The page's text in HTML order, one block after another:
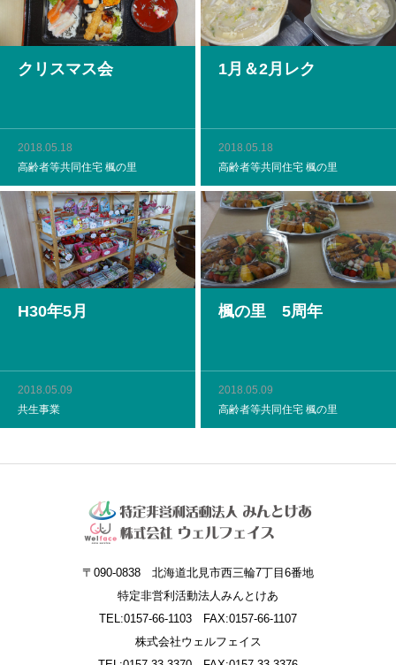
クリスマス会
2018.05.18
高齢者等共同住宅 楓の里
1月＆2月レク
2018.05.18
高齢者等共同住宅 楓の里
H30年5月
2018.05.09
共生事業
楓の里 5周年
2018.05.09
高齢者等共同住宅 楓の里
〒090-0838 北海道北見市西三輪7丁目6番地
特定非営利活動法人みんとけあ
TEL:0157-66-1103 FAX:0157-66-1107
株式会社ウェルフェイス